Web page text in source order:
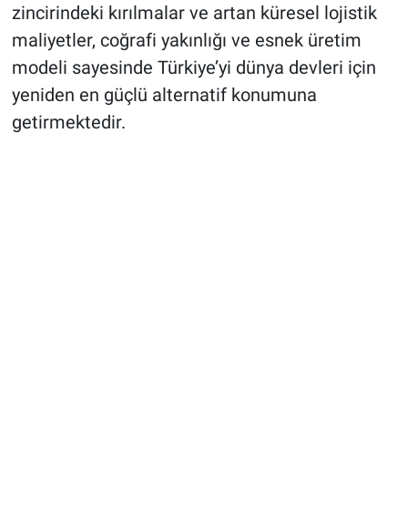
zincirindeki kırılmalar ve artan küresel lojistik
maliyetler, coğrafi yakınlığı ve esnek üretim
modeli sayesinde Türkiye’yi dünya devleri için
yeniden en güçlü alternatif konumuna
getirmektedir.